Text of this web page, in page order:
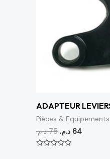
ADAPTEUR
Pièces &
75 د.م. 64 د.م.